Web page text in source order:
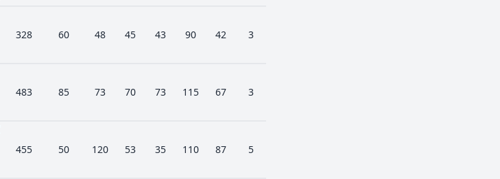
328 60 48 45 43 90 42 3
483 85 73 70 73 115 67 3
455 50 120 53 35 110 87 5